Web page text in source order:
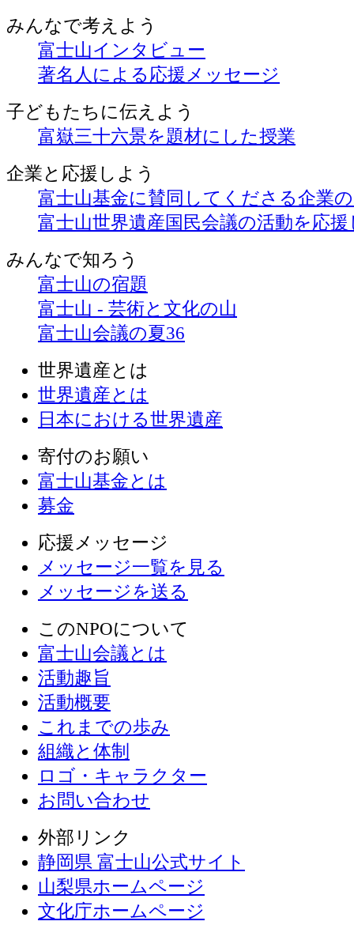
みんなで考えよう
富士山インタビュー
著名人による応援メッセージ
子どもたちに伝えよう
富嶽三十六景を題材にした授業
企業と 応援しよう
富士山基金に賛同してくださる企業
富士山世界遺産国民会議の活動を応
みんなで知ろう
富士山の宿題
富士山 - 芸術と文化の山
富士山会議の夏36
世界遺産とは
世界遺産とは
日本における世界遺産
寄付のお願い
富士山基金とは
募金
応援メッセージ
メッセージ一覧を見る
メッセージを送る
このNPOについて
富士山会議とは
活動趣旨
活動概要
これまでの歩み
組織と体制
ロゴ・キャラクター
お問い合わせ
外部リンク
静岡県 富士山公式サイト
山梨県ホームページ
文化庁ホームページ